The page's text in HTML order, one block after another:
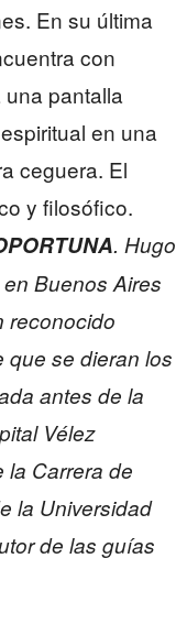
En su última
con
pantalla
en una
ceguera. El
y filosófico.
. Hugo
Buenos Aires
reconocido
que se dieran los
antes de la
Vélez
la Carrera de
la Universidad
de las guías